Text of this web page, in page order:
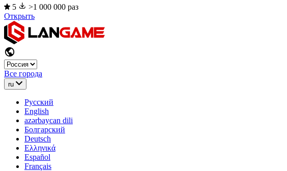
5
>1 000 000 раз
Открыть
Все города
ru
Русский
English
azərbaycan dili
Болгарский
Deutsch
Ελληνικά
Español
Français